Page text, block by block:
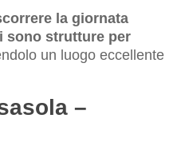
la giornata
sono strutture per
un luogo eccellente
–